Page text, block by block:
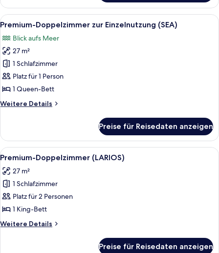
Doppelzimmer
(SEA)
Alle
Fotos
für
Premium-
Doppelzimmer
zur
Einzelnutzung
anzeigen
Hochwertige Bettwaren, Betten mit
6
Premium-Doppelzimmer zur Einzelnutzung (SEA)
Blick aufs Meer
27 m²
1 Schlafzimmer
Platz für 1 Person
1 Queen-Bett
Weitere Details
Weitere
Doppelzimmer
zur
Einzelnutzung
Preise für Reisedaten anzeigen
Alle
Fotos
für
Premium-
Doppelzimmer
(LARIOS)
anzeigen
Hochwertige Bettwaren, Betten mit
5
Premium-Doppelzimmer (LARIOS)
27 m²
1 Schlafzimmer
Platz für 2 Personen
1 King-Bett
Weitere Details
Weitere
Preise für Reisedaten anzeigen